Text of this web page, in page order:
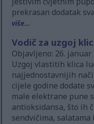
prekrasan dodatak
više...
Vodič za uzgoj
Objavljeno: 26. januar
Uzgoj vlastitih klica
najjednostavnijih
cijele godine dodate
male elektrane pune
antioksidansa, što ih
sendvičima,